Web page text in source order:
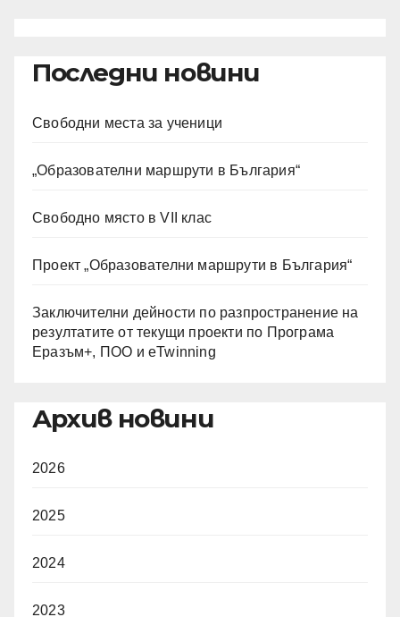
Последни новини
Свободни места за ученици
„Образователни маршрути в България“
Свободно място в VII клас
Проект „Образователни маршрути в България“
Заключителни дейности по разпространение на
резултатите от текущи проекти по Програма
Еразъм+, ПОО и eTwinning
Архив новини
2026
2025
2024
2023